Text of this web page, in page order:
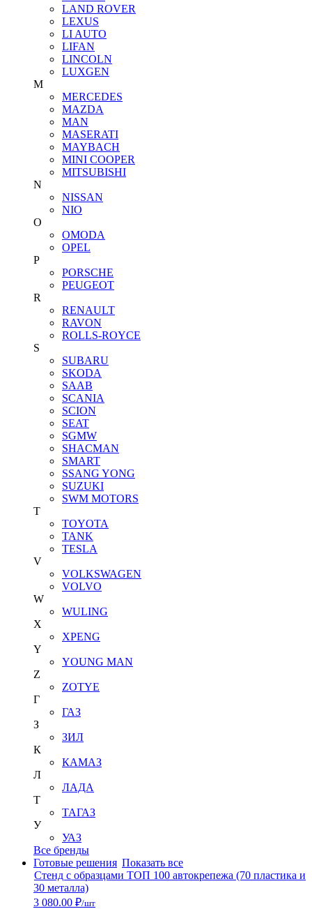
LAND ROVER
LEXUS
LI AUTO
LIFAN
LINCOLN
LUXGEN
M
MERCEDES
MAZDA
MAN
MASERATI
MAYBACH
MINI COOPER
MITSUBISHI
N
NISSAN
NIO
O
OMODA
OPEL
P
PORSCHE
PEUGEOT
R
RENAULT
RAVON
ROLLS-ROYCE
S
SUBARU
SKODA
SAAB
SCANIA
SCION
SEAT
SGMW
SHACMAN
SMART
SSANG YONG
SUZUKI
SWM MOTORS
T
TOYOTA
TANK
TESLA
V
VOLKSWAGEN
VOLVO
W
WULING
X
XPENG
Y
YOUNG MAN
Z
ZOTYE
Г
ГАЗ
З
ЗИЛ
К
КАМАЗ
Л
ЛАДА
Т
ТАГАЗ
У
УАЗ
Все бренды
Готовые решения Показать все
Стенд с образцами ТОП 100 автокрепежа (70 пластика и
30 металла)
3 080.00 ₽/шт